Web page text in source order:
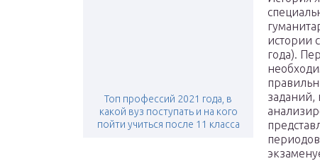
Топ профессий 2021 года, в
какой вуз поступать и на кого
пойти учиться после 11 класса
истории
года).
заданий,